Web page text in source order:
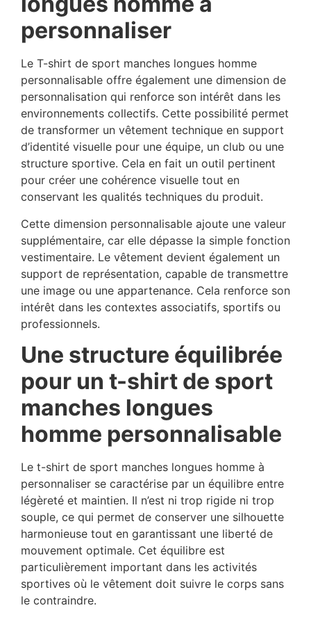
personnaliser
Le T-shirt de sport manches longues homme
personnalisable offre également une dimension de
personnalisation qui renforce son intérêt dans les
environnements collectifs. Cette possibilité permet
de transformer un vêtement technique en support
d’identité visuelle pour une équipe, un club ou une
structure sportive. Cela en fait un outil pertinent
pour créer une cohérence visuelle tout en
conservant les qualités techniques du produit.
Cette dimension personnalisable ajoute une valeur
supplémentaire, car elle dépasse la simple fonction
vestimentaire. Le vêtement devient également un
support de représentation, capable de transmettre
une image ou une appartenance. Cela renforce son
intérêt dans les contextes associatifs, sportifs ou
professionnels.
Une structure équilibrée
pour un t-shirt de sport
manches longues
homme personnalisable
Le t-shirt de sport manches longues homme à
personnaliser se caractérise par un équilibre entre
légèreté et maintien. Il n’est ni trop rigide ni trop
souple, ce qui permet de conserver une silhouette
harmonieuse tout en garantissant une liberté de
mouvement optimale. Cet équilibre est
particulièrement important dans les activités
sportives où le vêtement doit suivre le corps sans
le contraindre.